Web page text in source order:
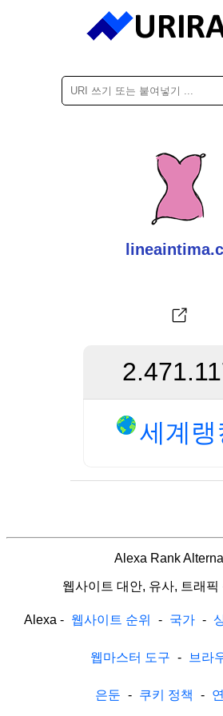
세계랭
Alexa Rank
웹사이트 대안, 유사, 트래픽
Alexa - 웹사이트 순위 - 국가 -
웹마스터 도구 - 브라
은둔 - 쿠키 정책 -